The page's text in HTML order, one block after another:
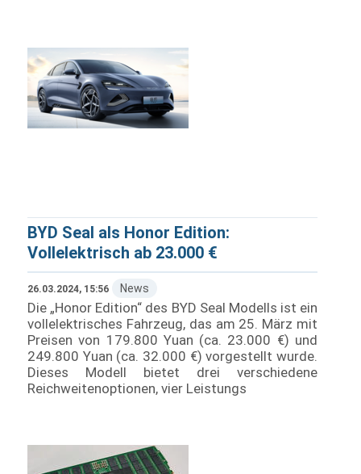
BYD Seal als Honor Edition:
Vollelektrisch ab 23.000 €
26.03.2024, 15:56 News
Die „Honor Edition“ des BYD Seal Modells ist ein
vollelektrisches Fahrzeug, das am 25. März mit
Preisen von 179.800 Yuan (ca. 23.000 €) und
249.800 Yuan (ca. 32.000 €) vorgestellt wurde.
Dieses Modell bietet drei verschiedene
Reichweitenoptionen, vier Leistungs